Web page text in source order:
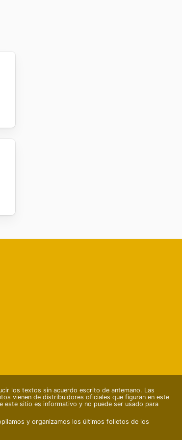
los textos sin acuerdo escrito de antemano. Las
vienen de distribuidores oficiales que figuran en este
sitio es informativo y no puede ser usado para
y organizamos los últimos folletos de los